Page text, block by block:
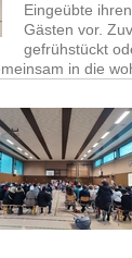
Eingeübte
Gästen vor.
gefrühstückt
in die